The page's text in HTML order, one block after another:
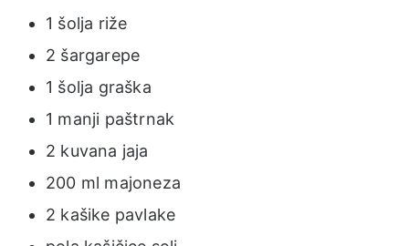
1 šolja riže
2 šargarepe
1 šolja graška
1 manji paštrnak
2 kuvana jaja
200 ml majoneza
2 kašike pavlake